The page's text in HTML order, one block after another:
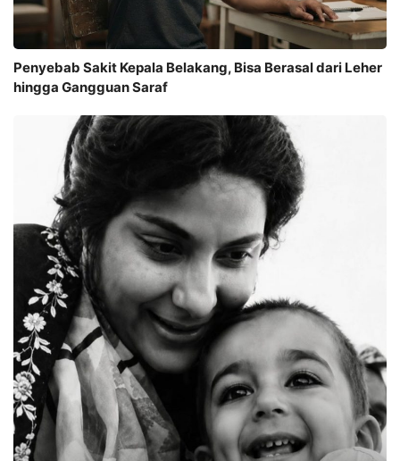
Penyebab Sakit Kepala Belakang, Bisa Berasal dari Leher
hingga Gangguan Saraf